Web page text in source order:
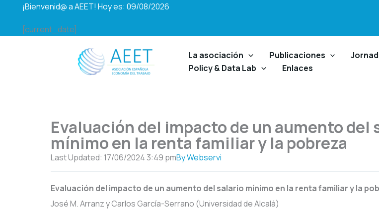
contenido
¡Bienvenid@ a AEET! Hoy es: 09/08/2026
[current_date]
La asociación Publicaciones
Policy & Data Lab
Enlaces
Evaluación del impacto de un aumento del
mínimo en la renta familiar y la pobreza
Last Updated: 17/06/20243:49 pmByWebservi
Evaluación del impacto de un aumento del salario mínimo en la renta familiar y la
José M. Arranz y Carlos García-Serrano (Universidad de Alcalá)